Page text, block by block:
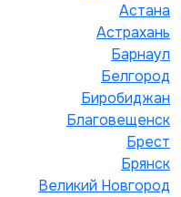
Астана
Астрахань
Барнаул
Белгород
Биробиджан
Благовещенск
Брест
Брянск
Великий Новгород